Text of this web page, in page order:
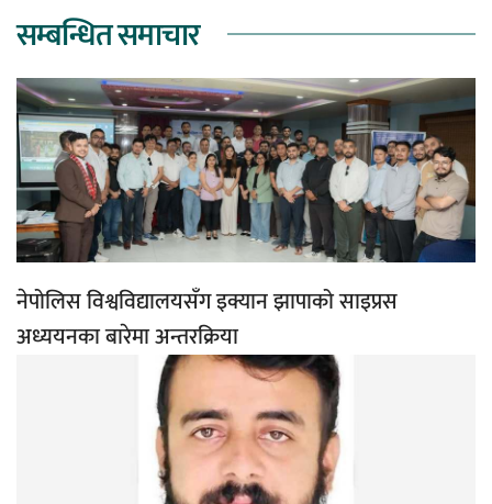
सम्बन्धित समाचार
नेपोलिस विश्वविद्यालयसँग इक्यान झापाको साइप्रस
अध्ययनका बारेमा अन्तरक्रिया